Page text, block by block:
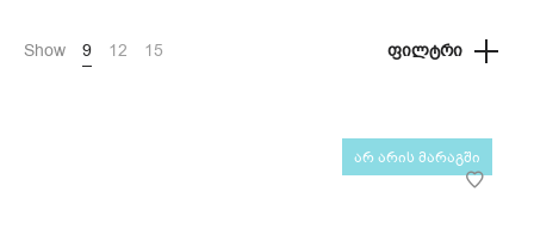
Show 9 12 15 ᲤᲘᲚᲢᲠᲘ
არ არის მარაგში